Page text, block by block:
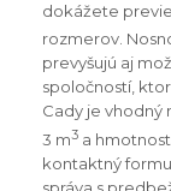
dokážete
rozmerov.
prevyšujú aj
spoločností,
Cady je vhodný
3 m3 a
kontaktný
správa s